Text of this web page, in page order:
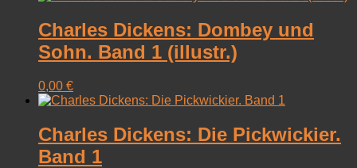
Charles Dickens: Dombey und
Sohn. Band 1 (illustr.)
0,00 €
Charles Dickens: Die Pickwickier.
Band 1